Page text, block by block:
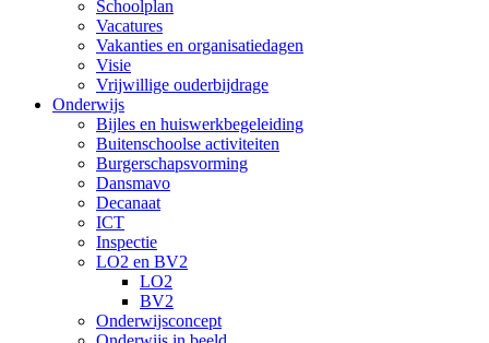
Schoolplan
Vacatures
Vakanties en organisatiedagen
Visie
Vrijwillige ouderbijdrage
Onderwijs
Bijles en huiswerkbegeleiding
Buitenschoolse activiteiten
Burgerschapsvorming
Dansmavo
Decanaat
ICT
Inspectie
LO2 en BV2
LO2
BV2
Onderwijsconcept